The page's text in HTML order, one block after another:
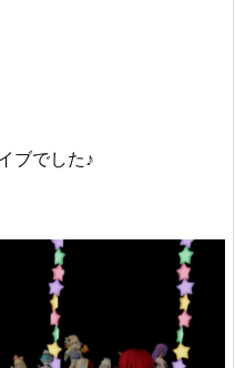
ブでした♪